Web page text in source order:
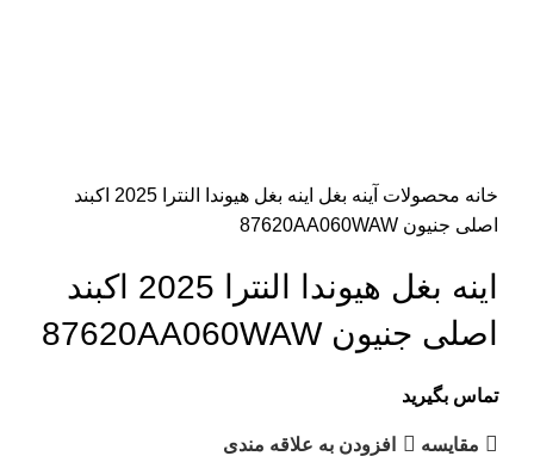
خانه محصولات آینه بغل
اینه بغل هیوندا النترا 2025 اکبند
اصلی جنیون 87620AA060WAW
اینه بغل هیوندا النترا 2025 اکبند
اصلی جنیون 87620AA060WAW
تماس بگیرید
مقایسه افزودن به علاقه مندی